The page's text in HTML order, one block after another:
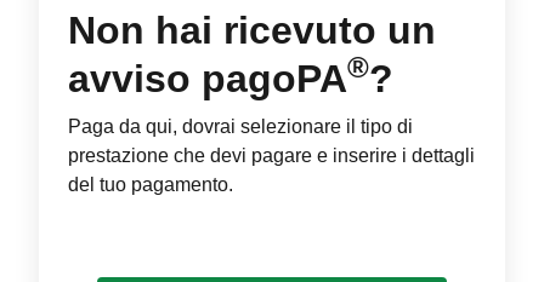
Non hai ricevuto un
avviso pagoPA®?
Paga da qui, dovrai selezionare il tipo di
prestazione che devi pagare e inserire i dettagli
del tuo pagamento.